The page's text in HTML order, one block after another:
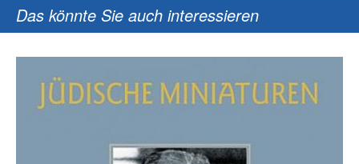
Das könnte Sie auch interessieren